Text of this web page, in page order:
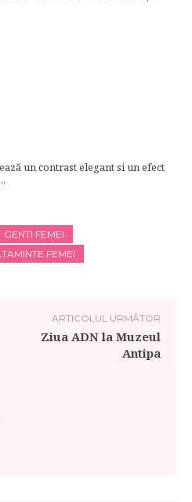
un contrast elegant si un efect
GENTI FEMEI
FEMEI
ARTICOLUL URMĂTOR
Ziua ADN la Muzeul
Antipa